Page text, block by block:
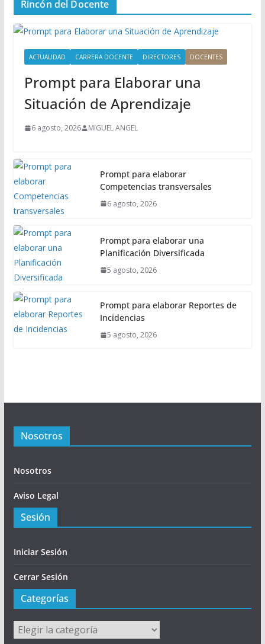
P
Rincón del Docente
ACTUALIDAD CARRERA DOCENTE DIRECTORES DOCENTES
Prompt para Elaborar una
Situación de Aprendizaje
6 agosto, 2026 MIGUEL ANGEL
Prompt para elaborar
Competencias transversales
6 agosto, 2026
Prompt para elaborar una
Planificación Diversificada
5 agosto, 2026
Prompt para elaborar Reportes de
Incidencias
5 agosto, 2026
Nosotros
Nosotros
Aviso Legal
Sesión
Iniciar Sesión
Cerrar Sesión
Categorías
Categorías